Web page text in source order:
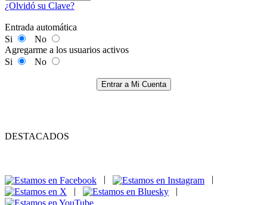
¿Olvidó su Clave?
Entrada automática
Si
No
Agregarme a los usuarios activos
Si
No
Entrar a Mi Cuenta
DESTACADOS
|
|